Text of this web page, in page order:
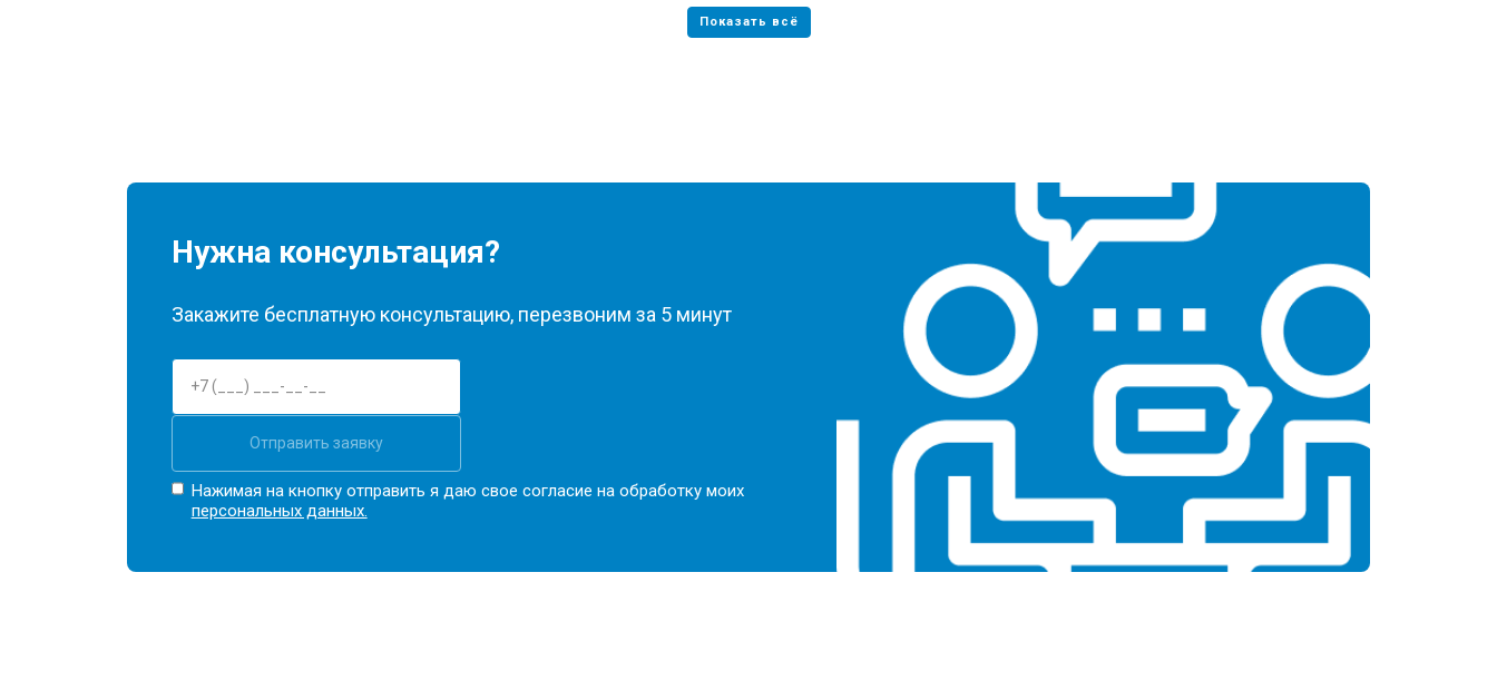
Нужна консультация?
Закажите бесплатную консультацию, перезвоним за 5 минут
Отправить заявку
Нажимая на кнопку отправить я даю свое согласие на обработку моих
персональных данных.